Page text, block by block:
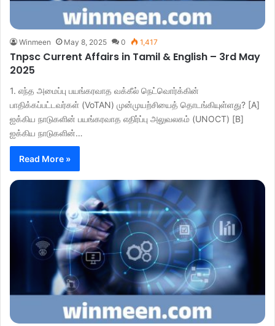
Winmeen May 8, 2025 0 1,417
Tnpsc Current Affairs in Tamil & English – 3rd May
2025
1. எந்த அமைப்பு பயங்கரவாத வக்கீல் நெட்வொர்க்கின்
பாதிக்கப்பட்டவர்கள் (VoTAN) முன்முயற்சியைத் தொடங்கியுள்ளது? [A]
ஐக்கிய நாடுகளின் பயங்கரவாத எதிர்ப்பு அலுவலகம் (UNOCT) [B]
ஐக்கிய நாடுகளின்…
Read More »